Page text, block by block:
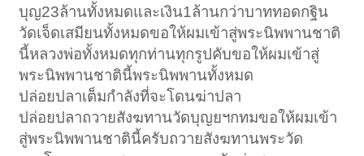
บุญ23ล้านทั้งหมดและเงิน1ล้านกว่าบาททอดกฐิน
วัดเจ็ดเสมียนทั้งหมดขอให้ผมเข้าสู่พระนิพพานชาติ
นี้หลวงพ่อทั้งหมดทุกท่านทุกรูปคับขอให้ผมเข้าสู่
พระนิพพานชาตินี้พระนิพพานทั้งหมด
ปล่อยปลาเต็มกำลังที่จะโดนฆ่าปลา
ปล่อยปลาถวายสังฆทานวัดบุญยฯกทมขอให้ผมเข้า
สู่พระนิพพานชาตินี้ครับถวายสังฆทานพระวัด